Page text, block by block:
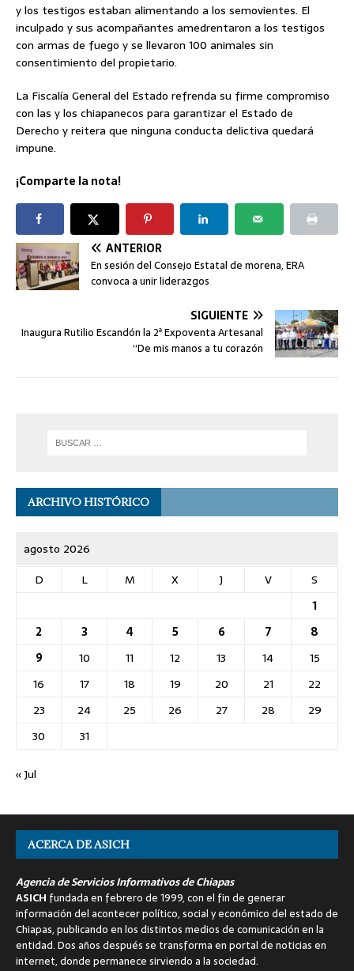
y los testigos estaban alimentando a los semovientes. El
inculpado y sus acompañantes amedrentaron a los testigos
con armas de fuego y se llevaron 100 animales sin
consentimiento del propietario.
La Fiscalía General del Estado refrenda su firme compromiso
con las y los chiapanecos para garantizar el Estado de
Derecho y reitera que ninguna conducta delictiva quedará
impune.
¡Comparte la nota!
ANTERIOR
En sesión del Consejo Estatal de morena, ERA
convoca a unir liderazgos
SIGUIENTE
Inaugura Rutilio Escandón la 2ª Expoventa Artesanal
“De mis manos a tu corazón
ARCHIVO HISTÓRICO
agosto 2026
D
L M X J V
S
1
2
3 4 5 6 7
8
9
10 11 12 13 14
15
16
17 18 19 20 21
22
23
24 25 26 27 28
29
30
31
« Jul
ACERCA DE ASICH
Agencia de Servicios Informativos de Chiapas
ASICH fundada en febrero de 1999, con el fin de generar
información del acontecer político, social y económico del estado de
Chiapas, publicando en los distintos medios de comunicación en la
entidad. Dos años después se transforma en portal de noticias en
internet, donde permanece sirviendo a la sociedad.